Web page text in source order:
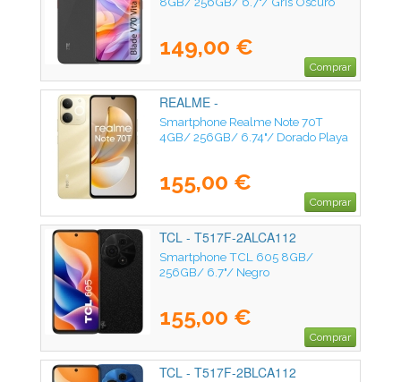
149,00 €
Comprar
REALME -
Smartphone Realme Note 70T
4GB/ 256GB/ 6.74"/ Dorado Playa
155,00 €
Comprar
TCL - T517F-2ALCA112
Smartphone TCL 605 8GB/
256GB/ 6.7"/ Negro
155,00 €
Comprar
TCL - T517F-2BLCA112